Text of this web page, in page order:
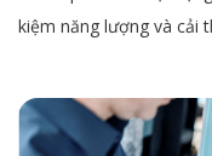
kiệm năng lượng và cải